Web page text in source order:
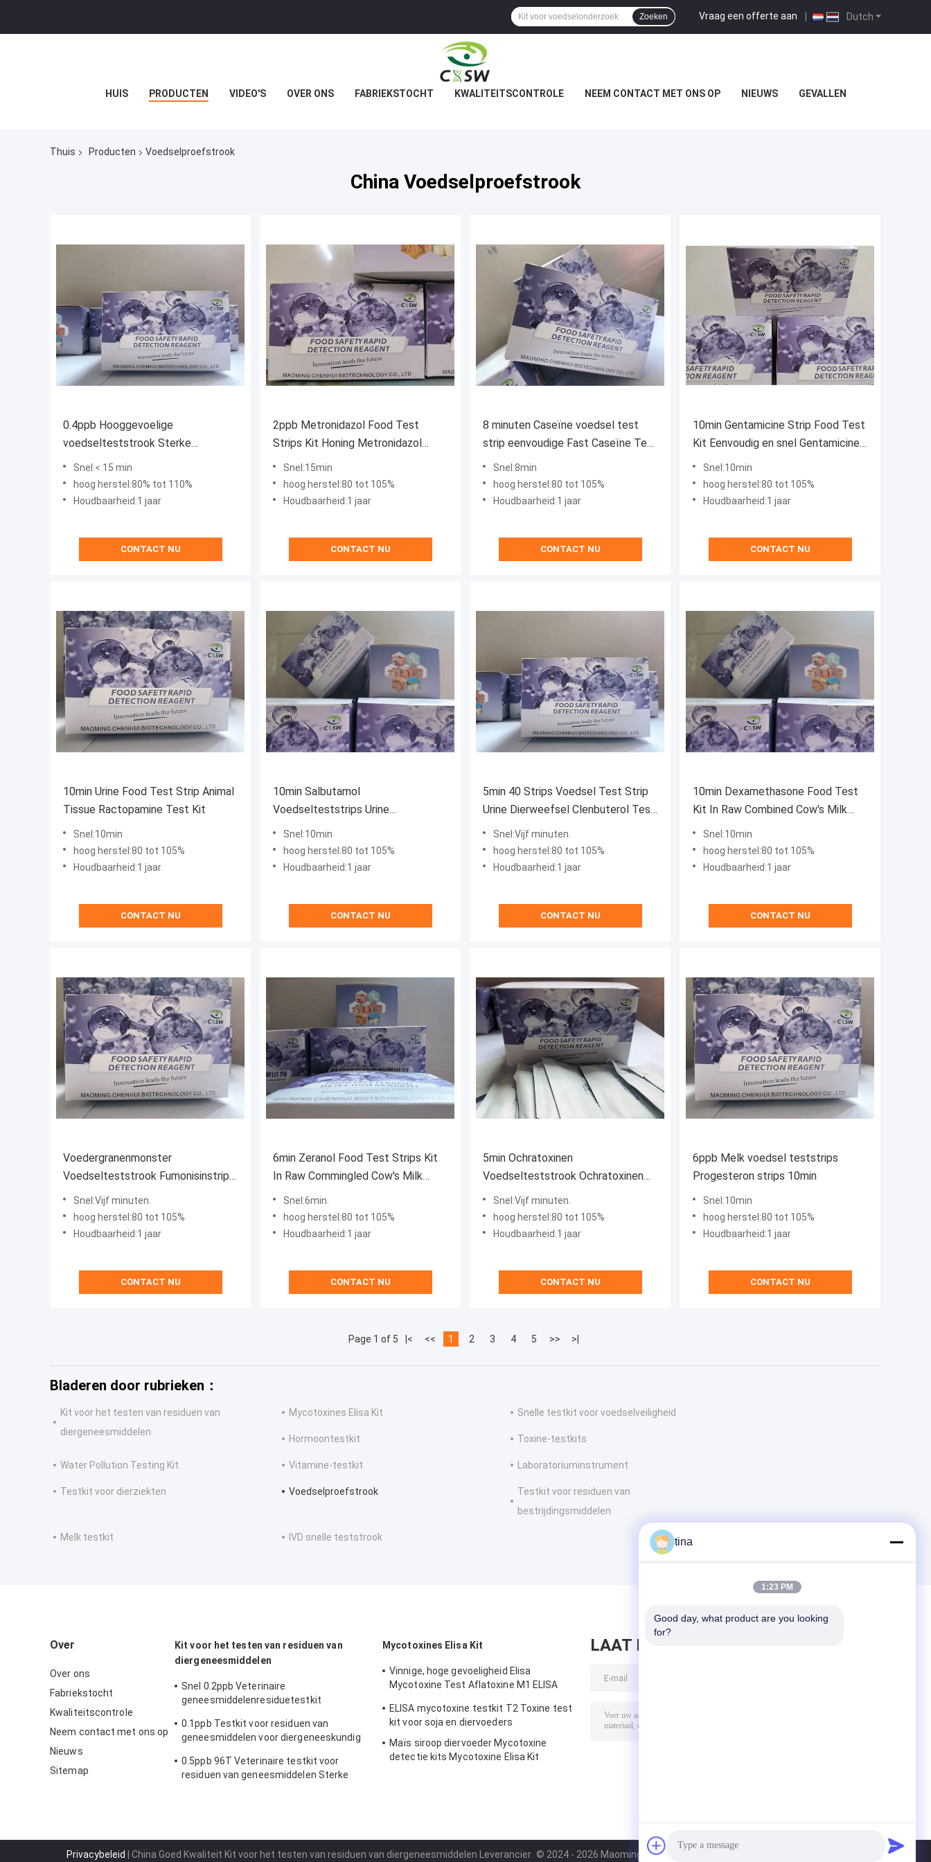
Dutch
Vraag een offerte aan |
Zoeken
HUIS PRODUCTEN VIDEO'S OVER ONS FABRIEKSTOCHT KWALITEITSCONTROLE NEEM CONTACT MET ONS OP NIEUWS GEVALLEN
Thuis Producten Voedselproefstrook
China Voedselproefstrook
0.4ppb Hooggevoelige
voedselteststrook Sterke
stabiliteit Salmonella teststrook
Snel:< 15 min
hoog herstel:80% tot 110%
Houdbaarheid:1 jaar
CONTACT NU
2ppb Metronidazol Food Test
Strips Kit Honing Metronidazol
StripSnel:15min
hoog herstel:80 tot 105%
Houdbaarheid:1 jaar
CONTACT NU
8 minuten Caseïne voedsel test
strip eenvoudige Fast Caseïne Test
KitSnel:8min
hoog herstel:80 tot 105%
Houdbaarheid:1 jaar
CONTACT NU
10min Gentamicine Strip Food Test
Kit Eenvoudig en snel Gentamicine
Teast 8ppb - 10ppb
Snel:10min
hoog herstel:80 tot 105%
Houdbaarheid:1 jaar
CONTACT NU
10min Urine Food Test Strip Animal
Tissue Ractopamine Test Kit
Snel:10min
hoog herstel:80 tot 105%
Houdbaarheid:1 jaar
CONTACT NU
10min Salbutamol
Voedselteststrips Urine
Dierweefsel Varken
Salbutamoltest 5ppb
Snel:10min
hoog herstel:80 tot 105%
Houdbaarheid:1 jaar
CONTACT NU
5min 40 Strips Voedsel Test Strip
Urine Dierweefsel Clenbuterol Test
KitSnel:Vijf minuten.
hoog herstel:80 tot 105%
Houdbaarheid:1 jaar
CONTACT NU
10min Dexamethasone Food Test
Kit In Raw Combined Cow's Milk
Dexamethasone Test
Snel:10min
hoog herstel:80 tot 105%
Houdbaarheid:1 jaar
CONTACT NU
Voedergranenmonster
Voedselteststrook Fumonisinstrip
Testkit 100ppb
Snel:Vijf minuten.
hoog herstel:80 tot 105%
Houdbaarheid:1 jaar
CONTACT NU
6min Zeranol Food Test Strips Kit
In Raw Commingled Cow's Milk
Test Kit 1ppb
Snel:6min.
hoog herstel:80 tot 105%
Houdbaarheid:1 jaar
CONTACT NU
5min Ochratoxinen
Voedselteststrook Ochratoxinen
Testkit 5ppb
Snel:Vijf minuten.
hoog herstel:80 tot 105%
Houdbaarheid:1 jaar
CONTACT NU
6ppb Melk voedsel teststrips
Progesteron strips 10min
Snel:10min
hoog herstel:80 tot 105%
Houdbaarheid:1 jaar
CONTACT NU
Page 1 of 5 |< << 1 2 3 4 5 >> >|
Bladeren door rubrieken：
Kit voor het testen van residuen van
diergeneesmiddelen
Mycotoxines Elisa Kit Snelle testkit voor voedselveiligheid
Hormoontestkit Toxine-testkits
Water Pollution Testing Kit. Vitamine-testkit Laboratoriuminstrument
Testkit voor dierziekten Voedselproefstrook
Testkit voor residuen van
bestrijdingsmiddelen
Melk testkit IVD snelle teststrook
Over
Over ons
Fabriekstocht
Kwaliteitscontrole
Neem contact met ons op
Nieuws
Sitemap
Kit voor het testen van residuen van
diergeneesmiddelen
Snel 0.2ppb Veterinaire
geneesmiddelenresiduetestkit
0.1ppb Testkit voor residuen van
geneesmiddelen voor diergeneeskundig
0.5ppb 96T Veterinaire testkit voor
residuen van geneesmiddelen Sterke
Mycotoxines Elisa Kit
Vinnige, hoge gevoeligheid Elisa
Mycotoxine Test Aflatoxine M1 ELISA
ELISA mycotoxine testkit T2 Toxine test
kit voor soja en diervoeders
Maïs siroop diervoeder Mycotoxine
detectie kits Mycotoxine Elisa Kit
LAAT BERICHT ACHTER
Privacybeleid | China Goed Kwaliteit Kit voor het testen van residuen van diergeneesmiddelen Leverancier. © 2024 - 2026 Maoming Chenhui Biotechnology Co., Ltd.. All Rights Reserved.
tina
1:23 PM
Good day, what product are you looking
for?